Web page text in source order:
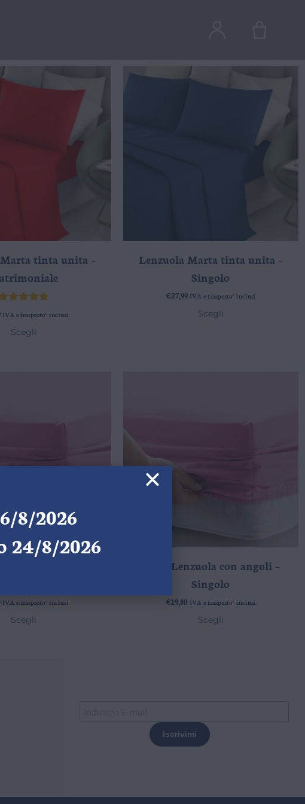
tinta unita –
Valutato
IVA e trasporto* inclusi
Scegli
Lenzuola Marta tinta unita –
Singolo
€27,99 IVA e trasporto* inclusi
Scegli
IVA e trasporto* inclusi
Scegli
Sotto Lenzuola con angoli –
Singolo
€19,80 IVA e trasporto* inclusi
Scegli
8/2026
24/8/2026